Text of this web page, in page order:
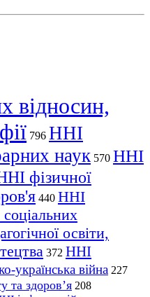
відносин,
796 ННІ
наук 570 ННІ
фізичної
440 ННІ
соціальних
освіти,
372 ННІ
українська війна 227
та здоров’я 208